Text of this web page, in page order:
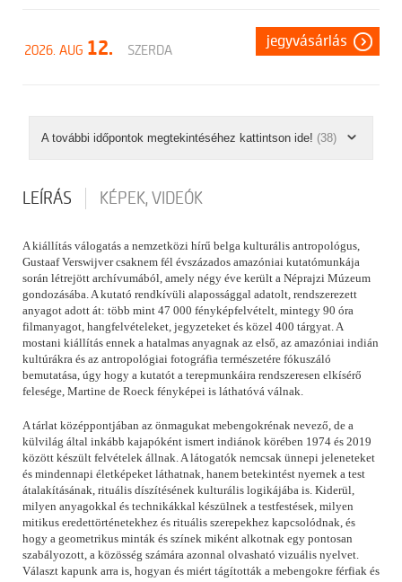
2026. AUG 12. SZERDA
jegyvásárlás
A további időpontok megtekintéséhez kattintson ide! (38)
LEÍRÁS KÉPEK, VIDEÓK
A kiállítás válogatás a nemzetközi hírű belga kulturális antropológus,
Gustaaf Verswijver csaknem fél évszázados amazóniai kutatómunkája
során létrejött archívumából, amely négy éve került a Néprajzi Múzeum
gondozásába. A kutató rendkívüli alapossággal adatolt, rendszerezett
anyagot adott át: több mint 47 000 fényképfelvételt, mintegy 90 óra
filmanyagot, hangfelvételeket, jegyzeteket és közel 400 tárgyat. A
mostani kiállítás ennek a hatalmas anyagnak az első, az amazóniai indián
kultúrákra és az antropológiai fotográfia természetére fókuszáló
bemutatása, úgy hogy a kutatót a terepmunkáira rendszeresen elkísérő
felesége, Martine de Roeck fényképei is láthatóvá válnak.
A tárlat középpontjában az önmagukat mebengokrénak nevező, de a
külvilág által inkább kajapóként ismert indiánok körében 1974 és 2019
között készült felvételek állnak. A látogatók nemcsak ünnepi jeleneteket
és mindennapi életképeket láthatnak, hanem betekintést nyernek a test
átalakításának, rituális díszítésének kulturális logikájába is. Kiderül,
milyen anyagokkal és technikákkal készülnek a testfestések, milyen
mitikus eredettörténetekhez és rituális szerepekhez kapcsolódnak, és
hogy a geometrikus minták és színek miként alkotnak egy pontosan
szabályozott, a közösség számára azonnal olvasható vizuális nyelvet.
Választ kapunk arra is, hogyan és miért tágították a mebengokre férfiak és